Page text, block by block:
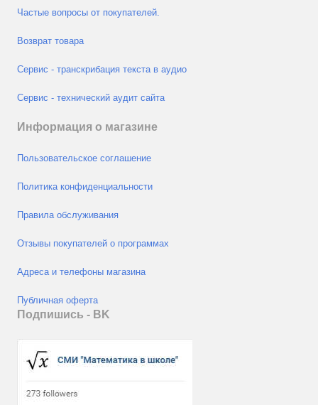
Частые вопросы от покупателей.
Возврат товара
Сервис - транскрибация текста в аудио
Сервис - технический аудит сайта
Информация о магазине
Пользовательское соглашение
Политика конфиденциальности
Правила обслуживания
Отзывы покупателей о программах
Адреса и телефоны магазина
Публичная оферта
Подпишись - ВK